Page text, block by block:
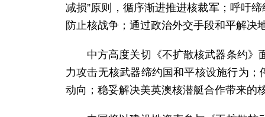
减损”原则，循序渐进推进核裁军；呼吁
防止核战争；通过政治外交手段和平解决
中方高度关切《不扩散核武器条约》
力攻击无核武器缔约国和平核设施行为
动向；稳妥解决美英澳核潜艇合作带来的